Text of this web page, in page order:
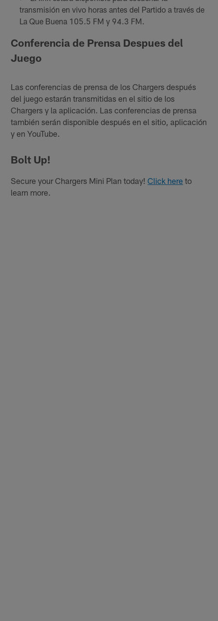
transmisión en vivo horas antes del Partido a través de
La Que Buena 105.5 FM y 94.3 FM.
Conferencia de Prensa Despues del
Juego
Las conferencias de prensa de los Chargers después
del juego estarán transmitidas en el sitio de los
Chargers y la aplicación. Las conferencias de prensa
también serán disponible después en el sitio, aplicación
y en YouTube.
Bolt Up!
Secure your Chargers Mini Plan today!Click here to
learn more.